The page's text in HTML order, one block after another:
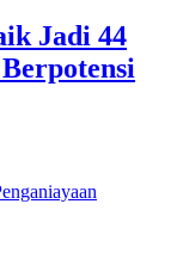
Jadi 44